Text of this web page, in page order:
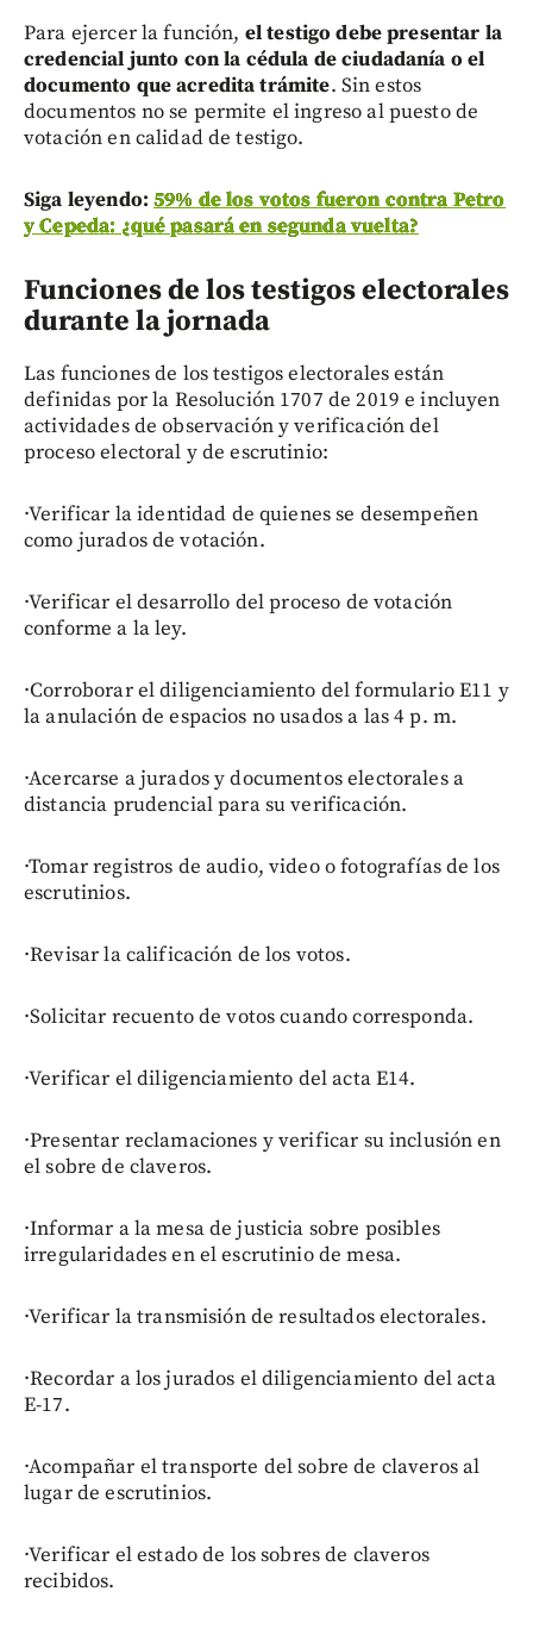
Para ejercer la función, el testigo debe presentar la
credencial junto con la cédula de ciudadanía o el
documento que acredita trámite. Sin estos
documentos no se permite el ingreso al puesto de
votación en calidad de testigo.
Siga leyendo:59% de los votos fueron contra Petro
y Cepeda: ¿qué pasará en segunda vuelta?
Funciones de los testigos electorales
durante la jornada
Las funciones de los testigos electorales están
definidas por la Resolución 1707 de 2019 e incluyen
actividades de observación y verificación del
proceso electoral y de escrutinio:
·Verificar la identidad de quienes se desempeñen
como jurados de votación.
·Verificar el desarrollo del proceso de votación
conforme a la ley.
·Corroborar el diligenciamiento del formulario E11 y
la anulación de espacios no usados a las 4 p. m.
·Acercarse a jurados y documentos electorales a
distancia prudencial para su verificación.
·Tomar registros de audio, video o fotografías de los
escrutinios.
·Revisar la calificación de los votos.
·Solicitar recuento de votos cuando corresponda.
·Verificar el diligenciamiento del acta E14.
·Presentar reclamaciones y verificar su inclusión en
el sobre de claveros.
·Informar a la mesa de justicia sobre posibles
irregularidades en el escrutinio de mesa.
·Verificar la transmisión de resultados electorales.
·Recordar a los jurados el diligenciamiento del acta
E-17.
·Acompañar el transporte del sobre de claveros al
lugar de escrutinios.
·Verificar el estado de los sobres de claveros
recibidos.